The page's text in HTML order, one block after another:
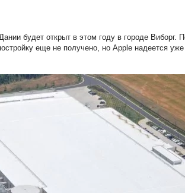
будет открыт в этом году в городе Виборг.
еще не получено, но Apple надеется